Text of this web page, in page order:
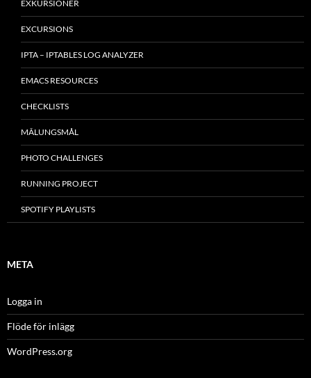
EXKURSIONER
EXCURSIONS
IPTA – IPTABLES LOG ANALYZER
EMACS RESOURCES
CHECKLISTS
MÂLUNGSMÅL
PHOTO CHALLENGES
RUNNING PROJECT
SPOTIFY PLAYLISTS
META
Logga in
Flöde för inlägg
WordPress.org